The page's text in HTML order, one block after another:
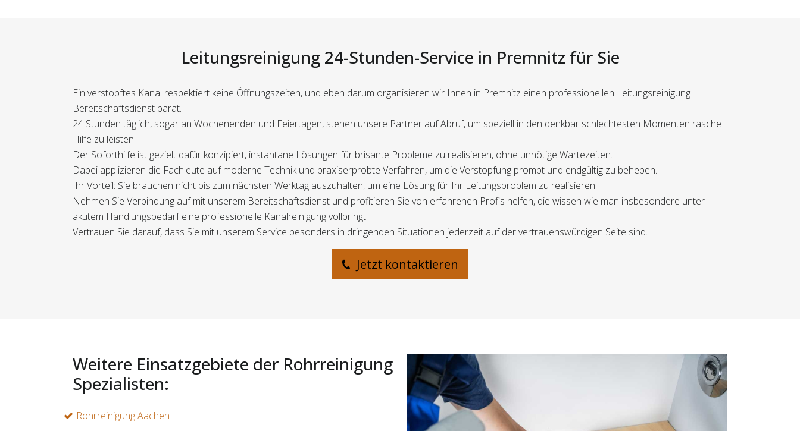
Leitungsreinigung 24-Stunden-Service in Premnitz für Sie
Ein verstopftes Kanal respektiert keine Öffnungszeiten, und eben darum organisieren wir Ihnen in Premnitz einen professionellen Leitungsreinigung
Bereitschaftsdienst parat.
24 Stunden täglich, sogar an Wochenenden und Feiertagen, stehen unsere Partner auf Abruf, um speziell in den denkbar schlechtesten Momenten rasche
Hilfe zu leisten.
Der Soforthilfe ist gezielt dafür konzipiert, instantane Lösungen für brisante Probleme zu realisieren, ohne unnötige Wartezeiten.
Dabei applizieren die Fachleute auf moderne Technik und praxiserprobte Verfahren, um die Verstopfung prompt und endgültig zu beheben.
Ihr Vorteil: Sie brauchen nicht bis zum nächsten Werktag auszuhalten, um eine Lösung für Ihr Leitungsproblem zu realisieren.
Nehmen Sie Verbindung auf mit unserem Bereitschaftsdienst und profitieren Sie von erfahrenen Profis helfen, die wissen wie man insbesondere unter
akutem Handlungsbedarf eine professionelle Kanalreinigung vollbringt.
Vertrauen Sie darauf, dass Sie mit unserem Service besonders in dringenden Situationen jederzeit auf der vertrauenswürdigen Seite sind.
Jetzt kontaktieren
Weitere Einsatzgebiete der Rohrreinigung
Spezialisten:
Rohrreinigung Aachen